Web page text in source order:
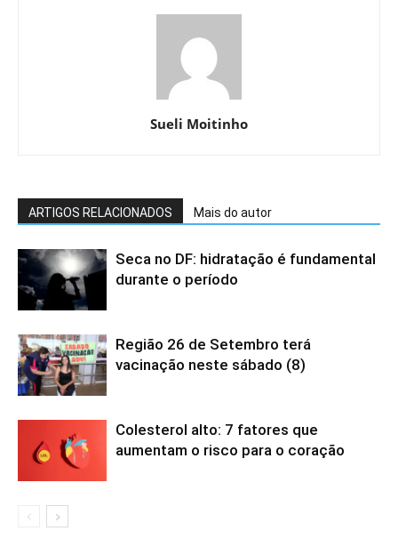
Sueli Moitinho
ARTIGOS RELACIONADOS Mais do autor
Seca no DF: hidratação é fundamental
durante o período
Região 26 de Setembro terá
vacinação neste sábado (8)
Colesterol alto: 7 fatores que
aumentam o risco para o coração